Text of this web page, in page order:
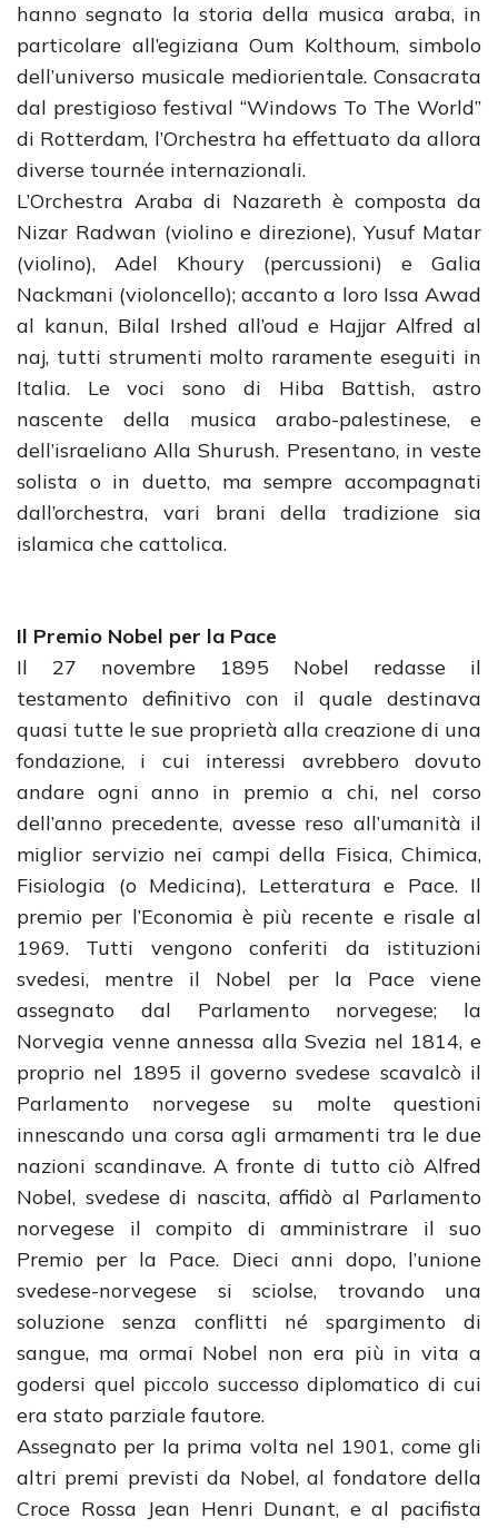
hanno segnato la storia della musica araba, in
particolare all’egiziana Oum Kolthoum, simbolo
dell’universo musicale mediorientale. Consacrata
dal prestigioso festival “Windows To The World”
di Rotterdam, l’Orchestra ha effettuato da allora
diverse tournée internazionali.
L’Orchestra Araba di Nazareth è composta da
Nizar Radwan (violino e direzione), Yusuf Matar
(violino), Adel Khoury (percussioni) e Galia
Nackmani (violoncello); accanto a loro Issa Awad
al kanun, Bilal Irshed all’oud e Hajjar Alfred al
naj, tutti strumenti molto raramente eseguiti in
Italia. Le voci sono di Hiba Battish, astro
nascente della musica arabo-palestinese, e
dell’israeliano Alla Shurush. Presentano, in veste
solista o in duetto, ma sempre accompagnati
dall’orchestra, vari brani della tradizione sia
islamica che cattolica.
Il Premio Nobel per la Pace
Il 27 novembre 1895 Nobel redasse il
testamento definitivo con il quale destinava
quasi tutte le sue proprietà alla creazione di una
fondazione, i cui interessi avrebbero dovuto
andare ogni anno in premio a chi, nel corso
dell’anno precedente, avesse reso all’umanità il
miglior servizio nei campi della Fisica, Chimica,
Fisiologia (o Medicina), Letteratura e Pace. Il
premio per l’Economia è più recente e risale al
1969. Tutti vengono conferiti da istituzioni
svedesi, mentre il Nobel per la Pace viene
assegnato dal Parlamento norvegese; la
Norvegia venne annessa alla Svezia nel 1814, e
proprio nel 1895 il governo svedese scavalcò il
Parlamento norvegese su molte questioni
innescando una corsa agli armamenti tra le due
nazioni scandinave. A fronte di tutto ciò Alfred
Nobel, svedese di nascita, affidò al Parlamento
norvegese il compito di amministrare il suo
Premio per la Pace. Dieci anni dopo, l’unione
svedese-norvegese si sciolse, trovando una
soluzione senza conflitti né spargimento di
sangue, ma ormai Nobel non era più in vita a
godersi quel piccolo successo diplomatico di cui
era stato parziale fautore.
Assegnato per la prima volta nel 1901, come gli
altri premi previsti da Nobel, al fondatore della
Croce Rossa Jean Henri Dunant, e al pacifista